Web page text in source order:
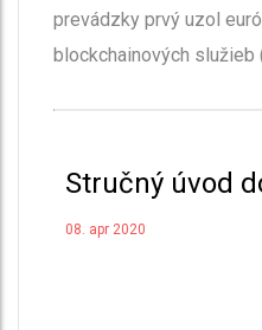
prevádzky prvý uzol
blockchainových služieb
Stručný úvod
08. apr 2020